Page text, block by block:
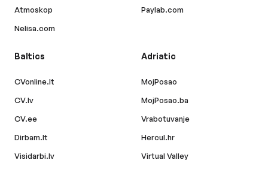
Atmoskop
Nelisa.com
Paylab.com
Baltics
CVonline.lt
CV.lv
CV.ee
Dirbam.lt
Visidarbi.lv
Adriatic
MojPosao
MojPosao.ba
Vrabotuvanje
Hercul.hr
Virtual Valley